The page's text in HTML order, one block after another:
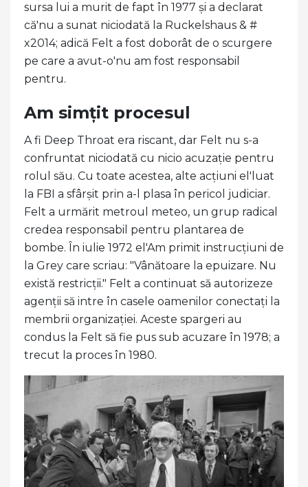
sursa lui a murit de fapt în 1977 și a declarat
că'nu a sunat niciodată la Ruckelshaus & #
x2014; adică Felt a fost doborât de o scurgere
pe care a avut-o'nu am fost responsabil
pentru.
Am simțit procesul
A fi Deep Throat era riscant, dar Felt nu s-a
confruntat niciodată cu nicio acuzație pentru
rolul său. Cu toate acestea, alte acțiuni el'luat
la FBI a sfârșit prin a-l plasa în pericol judiciar.
Felt a urmărit metroul meteo, un grup radical
credea responsabil pentru plantarea de
bombe. În iulie 1972 el'Am primit instrucțiuni de
la Grey care scriau: "Vânătoare la epuizare. Nu
există restricții." Felt a continuat să autorizeze
agenții să intre în casele oamenilor conectați la
membrii organizației. Aceste spargeri au
condus la Felt să fie pus sub acuzare în 1978; a
trecut la proces în 1980.